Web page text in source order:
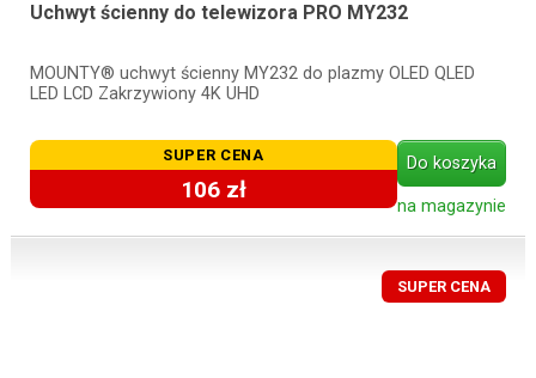
Uchwyt ścienny do telewizora PRO MY232
MOUNTY® uchwyt ścienny MY232 do plazmy OLED QLED
LED LCD Zakrzywiony 4K UHD
SUPER CENA
106 zł
Do koszyka
na magazynie
SUPER CENA